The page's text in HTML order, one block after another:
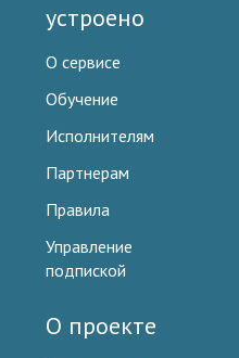
устроено
О сервисе
Обучение
Исполнителям
Партнерам
Правила
Управление
подпиской
О проекте